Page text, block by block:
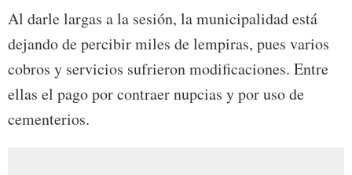
Al darle largas a la sesión, la municipalidad está
dejando de percibir miles de lempiras, pues varios
cobros y servicios sufrieron modificaciones. Entre
ellas el pago por contraer nupcias y por uso de
cementerios.